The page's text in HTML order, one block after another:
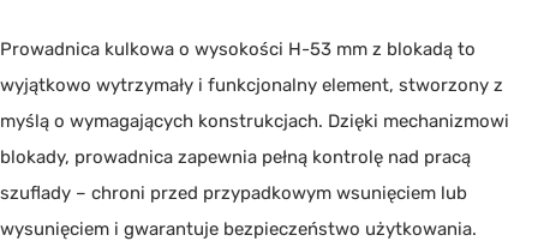
Prowadnica kulkowa o wysokości H-53 mm z blokadą to
wyjątkowo wytrzymały i funkcjonalny element, stworzony z
myślą o wymagających konstrukcjach. Dzięki mechanizmowi
blokady, prowadnica zapewnia pełną kontrolę nad pracą
szuflady – chroni przed przypadkowym wsunięciem lub
wysunięciem i gwarantuje bezpieczeństwo użytkowania.